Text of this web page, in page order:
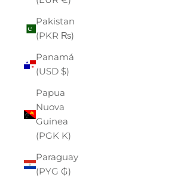
Pakistan
(PKR ₨)
Panamá
(USD $)
Papua
Nuova
Guinea
(PGK K)
Paraguay
(PYG ₲)